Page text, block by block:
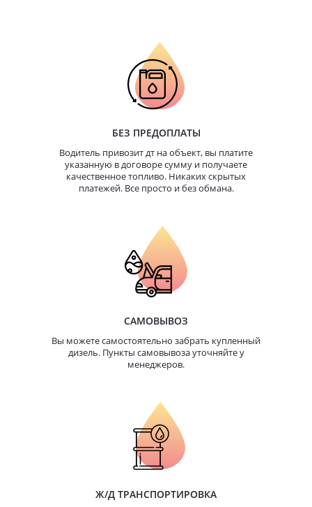
БЕЗ ПРЕДОПЛАТЫ
Водитель привозит дт на объект, вы платите
указанную в договоре сумму и получаете
качественное топливо. Никаких скрытых
платежей. Все просто и без обмана.
САМОВЫВОЗ
Вы можете самостоятельно забрать купленный
дизель. Пункты самовывоза уточняйте у
менеджеров.
Ж/Д ТРАНСПОРТИРОВКА